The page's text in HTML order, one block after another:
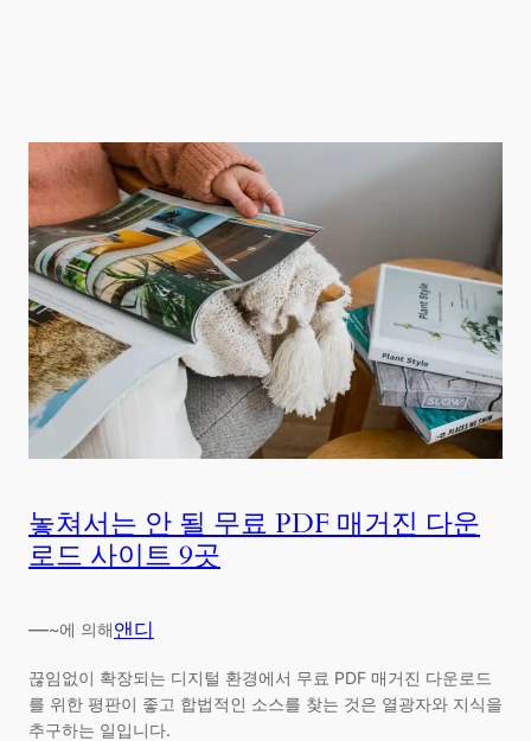
놓쳐서는 안 될 무료 PDF 매거진 다운
로드 사이트 9곳
—~에 의해앤디
끊임없이 확장되는 디지털 환경에서 무료 PDF 매거진 다운로드
를 위한 평판이 좋고 합법적인 소스를 찾는 것은 열광자와 지식을
추구하는 일입니다.